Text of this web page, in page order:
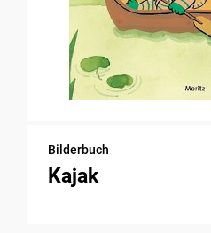
Bilderbuch
Kajak